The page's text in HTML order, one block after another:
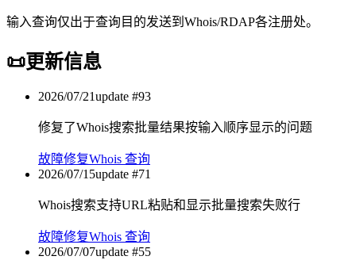
输入查询仅出于查询目的发送到Whois/RDAP各注册处。
📜更新信息
2026/07/21update #93
修复了Whois搜索批量结果按输入顺序显示的问题
故障修复Whois 查询
2026/07/15update #71
Whois搜索支持URL粘贴和显示批量搜索失败行
故障修复Whois 查询
2026/07/07update #55